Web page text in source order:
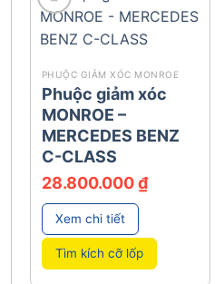
add
PHUỘC GIẢM XÓC MONROE
Phuộc giảm xóc
MONROE –
MERCEDES BENZ
C-CLASS
28.800.000₫
Xem chi tiết
Tìm kích cỡ lốp